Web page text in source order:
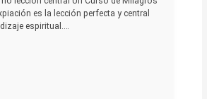
es la lección perfecta y central
espiritual.…